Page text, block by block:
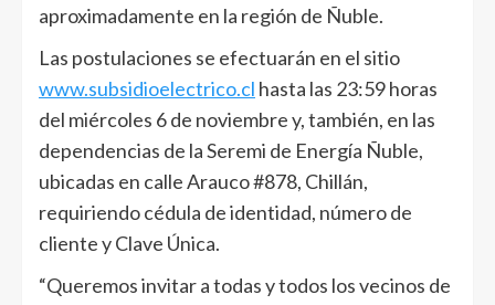
aproximadamente en la región de Ñuble.
Las postulaciones se efectuarán en el sitio
www.subsidioelectrico.cl hasta las 23:59 horas
del miércoles 6 de noviembre y, también, en las
dependencias de la Seremi de Energía Ñuble,
ubicadas en calle Arauco #878, Chillán,
requiriendo cédula de identidad, número de
cliente y Clave Única.
“Queremos invitar a todas y todos los vecinos de